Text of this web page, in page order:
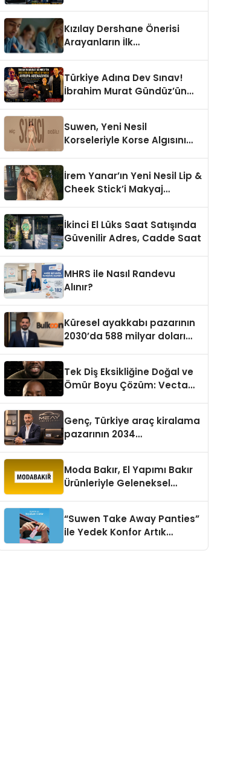
Kızılay Dershane Önerisi
Arayanların İlk
Türkiye Adına Dev Sınav!
İbrahim Murat Gündüz’ün
Suwen, Yeni Nesil
Korseleriyle Korse Algısını
İrem Yanar’ın Yeni Nesil Lip &
Cheek Stick’i Makyaj
İkinci El Lüks Saat Satışında
Güvenilir Adres, Cadde Saat
MHRS ile Nasıl Randevu
Alınır?
Küresel ayakkabı pazarının
2030’da 588 milyar doları
Tek Diş Eksikliğine Doğal ve
Ömür Boyu Çözüm: Vecta
Genç, Türkiye araç kiralama
pazarının 2034
Moda Bakır, El Yapımı Bakır
Ürünleriyle Geleneksel
“Suwen Take Away Panties”
ile Yedek Konfor Artık